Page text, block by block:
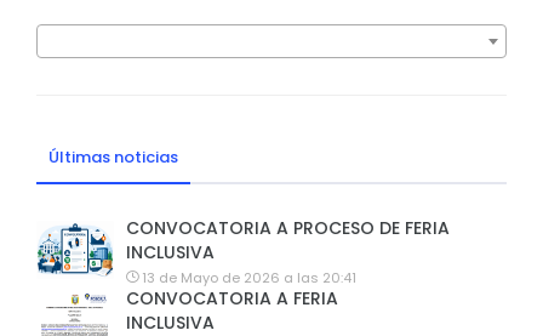
Últimas noticias
CONVOCATORIA A PROCESO DE FERIA
INCLUSIVA
13 de Mayo de 2026 a las 20:41
CONVOCATORIA A FERIA
INCLUSIVA